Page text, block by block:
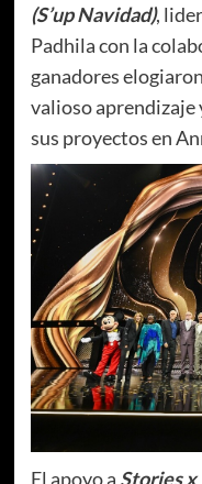
(S’up Navidad),
Padhila con la
ganadores
valioso
sus proyectos en
El apoyo a Stories